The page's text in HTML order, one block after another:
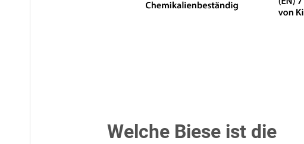
Welche Biese ist die